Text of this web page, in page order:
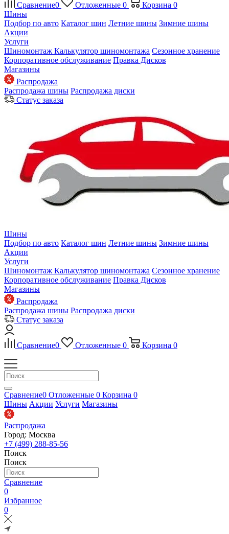
Сравнение0 Отложенные 0 Корзина 0
Шины
Подбор по авто Каталог шин Летние шины Зимние шины
Акции
Услуги
Шиномонтаж Калькулятор шиномонтажа Сезонное хранение
Корпоративное обслуживание Правка Дисков
Магазины
Распродажа
Распродажа шины Распродажа диски
Статус заказа
Шины
Подбор по авто Каталог шин Летние шины Зимние шины
Акции
Услуги
Шиномонтаж Калькулятор шиномонтажа Сезонное хранение
Корпоративное обслуживание Правка Дисков
Магазины
Распродажа
Распродажа шины Распродажа диски
Статус заказа
Сравнение0 Отложенные 0 Корзина 0
Сравнение0 Отложенные 0 Корзина 0
Шины Акции Услуги Магазины
Распродажа
Город: Москва
+7 (499) 288-85-56
Поиск
Поиск
Сравнение
0
Избранное
0